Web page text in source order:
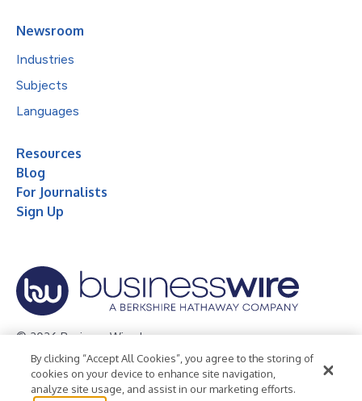
Newsroom
Industries
Subjects
Languages
Resources
Blog
For Journalists
Sign Up
© 2026 Business Wire, Inc.
Privacy Policy Cookie Policy
Accessibility Statement
Terms of Use
Legal
By clicking “Accept All Cookies”, you agree to the storing of
cookies on your device to enhance site navigation,
analyze site usage, and assist in our marketing efforts.